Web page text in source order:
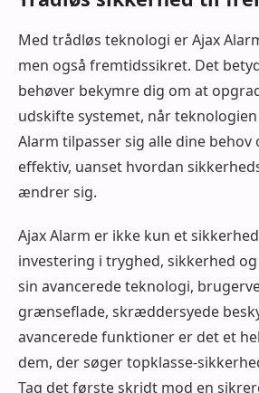
Med trådløs teknologi er Ajax
men også fremtidssikret. Det
behøver bekymre dig om at
udskifte systemet, når
Alarm tilpasser sig alle dine
effektiv, uanset hvordan
ændrer sig.
Ajax Alarm er ikke kun et
investering i tryghed, sikkerhed
sin avancerede teknologi,
grænseflade, skræddersyede
avancerede funktioner er det et
dem, der søger topklasse-
Tag det første skridt mod en